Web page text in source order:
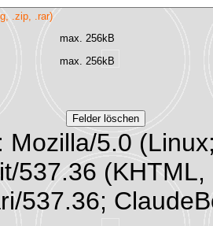
.zip, .rar)
max. 256kB
max. 256kB
Mozilla/5.0
537.36
537.36;